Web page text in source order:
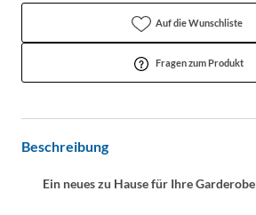
Auf die Wunschliste
Fragen zum Produkt
Beschreibung
Ein neues zu Hause für Ihre Garderobe